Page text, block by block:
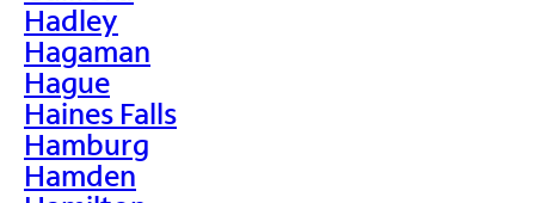
Hadley
Hagaman
Hague
Haines Falls
Hamburg
Hamden